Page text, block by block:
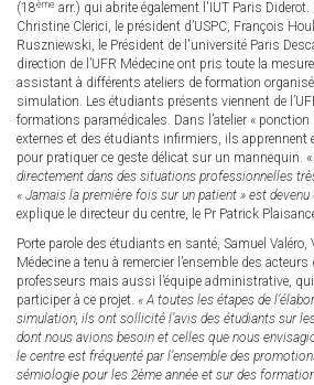
(18ème arr.) qui abrite également l'IUT Paris Diderot.
Christine Clerici, le président d’USPC, François
Ruszniewski, le Président de l'université Paris
direction de l’UFR Médecine ont pris toute la
assistant à différents ateliers de formation
simulation. Les étudiants présents viennent de
formations paramédicales. Dans l’atelier «
externes et des étudiants infirmiers, ils apprennent
pour pratiquer ce geste délicat sur un mannequin. «
directement dans des situations professionnelles
« Jamais la première fois sur un patient » est
explique le directeur du centre, le Pr Patrick
Porte parole des étudiants en santé, Samuel Valéro,
Médecine a tenu à remercier l’ensemble des acteurs
professeurs mais aussi l’équipe administrative,
participer à ce projet. « A toutes les étapes de
simulation, ils ont sollicité l’avis des étudiants sur
dont nous avions besoin et celles que nous
le centre est fréquenté par l’ensemble des
sémiologie pour les 2ème année et sur des